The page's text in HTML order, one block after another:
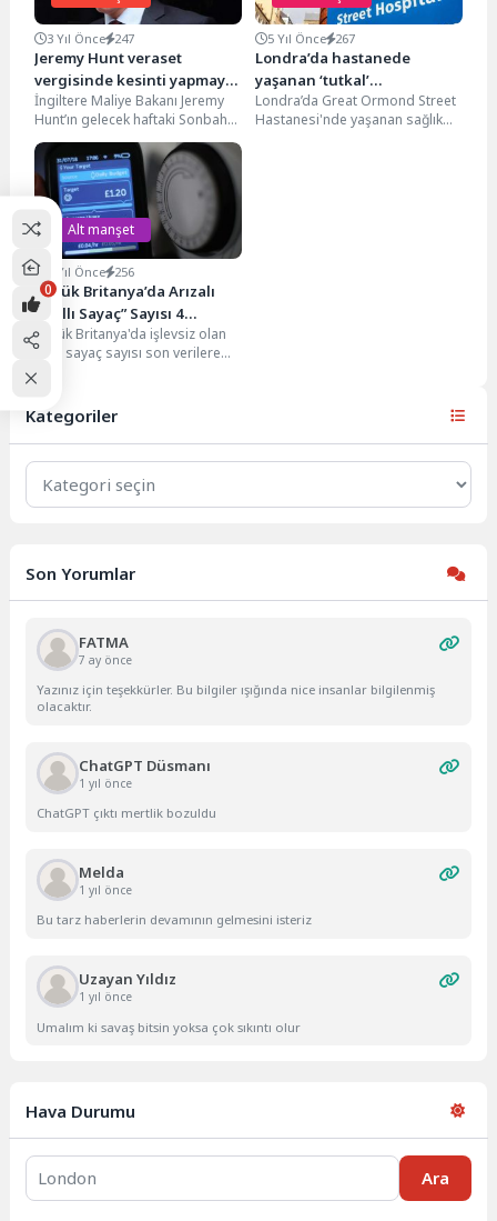
3 Yıl Önce 247
Jeremy Hunt veraset
vergisinde kesinti yapmayı
planlıyor
İngiltere Maliye Bakanı Jeremy
Hunt’ın gelecek haftaki Sonbahar
Bildirisinde veraset ve işletme
vergilerini azaltmayı
değerlendirdiği...
5 Yıl Önce 267
Londra’da hastanede
yaşanan ‘tutkal’
skandalında soruşturma
sürüyor
Londra’da Great Ormond Street
Hastanesi'nde yaşanan sağlık
Alt manşet
2 Yıl Önce 256
Büyük Britanya’da Arızalı
“Akıllı Sayaç” Sayısı 4
Milyona Yaklaştı
Büyük Britanya'da işlevsiz olan
akıllı sayaç sayısı son verilere
göre bir milyondan fazla arttı.
Enerji...
Kategoriler
Kategoriler
Son Yorumlar
FATMA
7 ay önce
Yazınız için teşekkürler. Bu bilgiler ışığında nice insanlar bilgilenmiş
olacaktır.
ChatGPT Düsmanı
1 yıl önce
ChatGPT çıktı mertlik bozuldu
Melda
1 yıl önce
Bu tarz haberlerin devamının gelmesini isteriz
Uzayan Yıldız
1 yıl önce
Umalım ki savaş bitsin yoksa çok sıkıntı olur
Hava Durumu
Ara
0